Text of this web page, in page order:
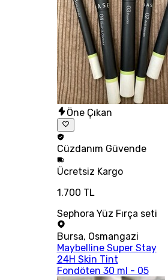
Öne Çıkan
Cüzdanım Güvende
Ücretsiz Kargo
1.700 TL
Sephora Yüz Fırça seti
Bursa, Osmangazi
Maybelline Super Stay
24H Skin Tint
Fondöten 30 ml - 05